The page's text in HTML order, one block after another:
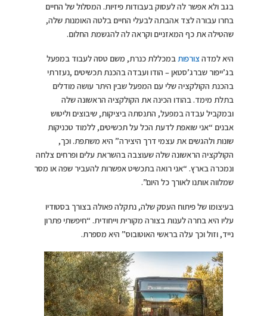
בגב ולא אפשר לה לעסוק בעבודות פיזיות. המסלול של החיים
בחרו עבורה לצד אהבתה לבעלי החיים בלטה האומנות שלה,
שהטילה את כף המאזניים וקראה לה להגשמת החלום.
היא למדהצורפותבמכללת כנרת, משם טסה לעבוד במפעל
בג’ייפור שברג’סטאן – הודו ועבדה בהכנת תכשיטים ,נעזרתי
בהכנת הקולקציה שלי עם המפעל שבין היתר עושה מודלים
בתלת מימד. בהודו הכינה את הקולקציה הראשונה שלה
ובמקביל עבדה במפעל, התנסתה ביציקות, שיבוצים וליטוש
אבנים “אני שואפת לדעת הכל על תכשיטים, ללמוד טכניקות
שונות ולהגשים את עצמי דרך היצירה” היא משתפת. וכך,
הקולקציה הראשונה שלה שעוצבה בהשראת עלים ופרחים צלחה
ונמכרה בארץ. “אני רואה בתכשיט אפשרות להעביר שפה או מסר
שמלווה אותנו לאורך כל היום”.
בעיצומו של פיתוח העסק שלה, נתקלה פאולה בצורך בסטודיו
עליו היא בחרה לענות בצורה מקורית וייחודית. “חיפשתי פתרון
נייד, וזול וכך עלה בראשי האוטובוס” היא מספרת.